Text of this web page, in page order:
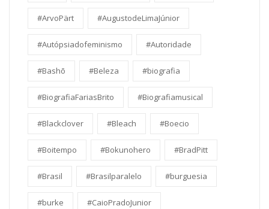
#ArvoPärt #AugustodeLimaJúnior
#Autópsiadofeminismo #Autoridade
#Bashō #Beleza #biografia
#BiografiaFariasBrito #Biografiamusical
#Blackclover #Bleach #Boecio
#Boitempo #Bokunohero #BradPitt
#Brasil #Brasilparalelo #burguesia
#burke #CaioPradoJunior